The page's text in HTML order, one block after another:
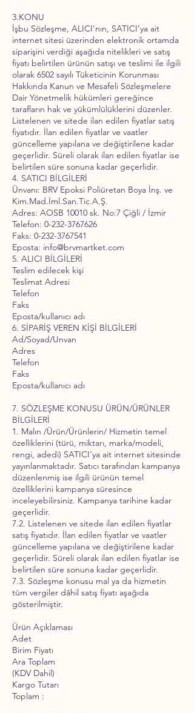
3.KONU
İşbu Sözleşme, ALICI’nın, SATICI’ya ait
internet sitesi üzerinden elektronik ortamda
siparişini verdiği aşağıda nitelikleri ve satış
fiyatı belirtilen ürünün satışı ve teslimi ile ilgili
olarak 6502 sayılı Tüketicinin Korunması
Hakkında Kanun ve Mesafeli Sözleşmelere
Dair Yönetmelik hükümleri gereğince
tarafların hak ve yükümlülüklerini düzenler.
Listelenen ve sitede ilan edilen fiyatlar satış
fiyatıdır. İlan edilen fiyatlar ve vaatler
güncelleme yapılana ve değiştirilene kadar
geçerlidir. Süreli olarak ilan edilen fiyatlar ise
belirtilen süre sonuna kadar geçerlidir.
4. SATICI BİLGİLERİ
Ünvanı: BRV Epoksi Poliüretan Boya İnş. ve
Kim.Mad.İml.San.Tic.A.Ş.
Adres: AOSB 10010 sk. No:7 Çiğli / İzmir
Telefon: 0-232-3767626
Faks: 0-232-3767541
Eposta: info@brvmartket.com
5. ALICI BİLGİLERİ
Teslim edilecek kişi
Teslimat Adresi
Telefon
Faks
Eposta/kullanıcı adı
6. SİPARİŞ VEREN KİŞİ BİLGİLERİ
Ad/Soyad/Unvan
Adres
Telefon
Faks
Eposta/kullanıcı adı
7. SÖZLEŞME KONUSU ÜRÜN/ÜRÜNLER
BİLGİLERİ
1. Malın /Ürün/Ürünlerin/ Hizmetin temel
özelliklerini (türü, miktarı, marka/modeli,
rengi, adedi) SATICI’ya ait internet sitesinde
yayınlanmaktadır. Satıcı tarafından kampanya
düzenlenmiş ise ilgili ürünün temel
özelliklerini kampanya süresince
inceleyebilirsiniz. Kampanya tarihine kadar
geçerlidir.
7.2. Listelenen ve sitede ilan edilen fiyatlar
satış fiyatıdır. İlan edilen fiyatlar ve vaatler
güncelleme yapılana ve değiştirilene kadar
geçerlidir. Süreli olarak ilan edilen fiyatlar ise
belirtilen süre sonuna kadar geçerlidir.
7.3. Sözleşme konusu mal ya da hizmetin
tüm vergiler dâhil satış fiyatı aşağıda
gösterilmiştir.
Ürün Açıklaması
Adet
Birim Fiyatı
Ara Toplam
(KDV Dahil)
Kargo Tutarı
Toplam :